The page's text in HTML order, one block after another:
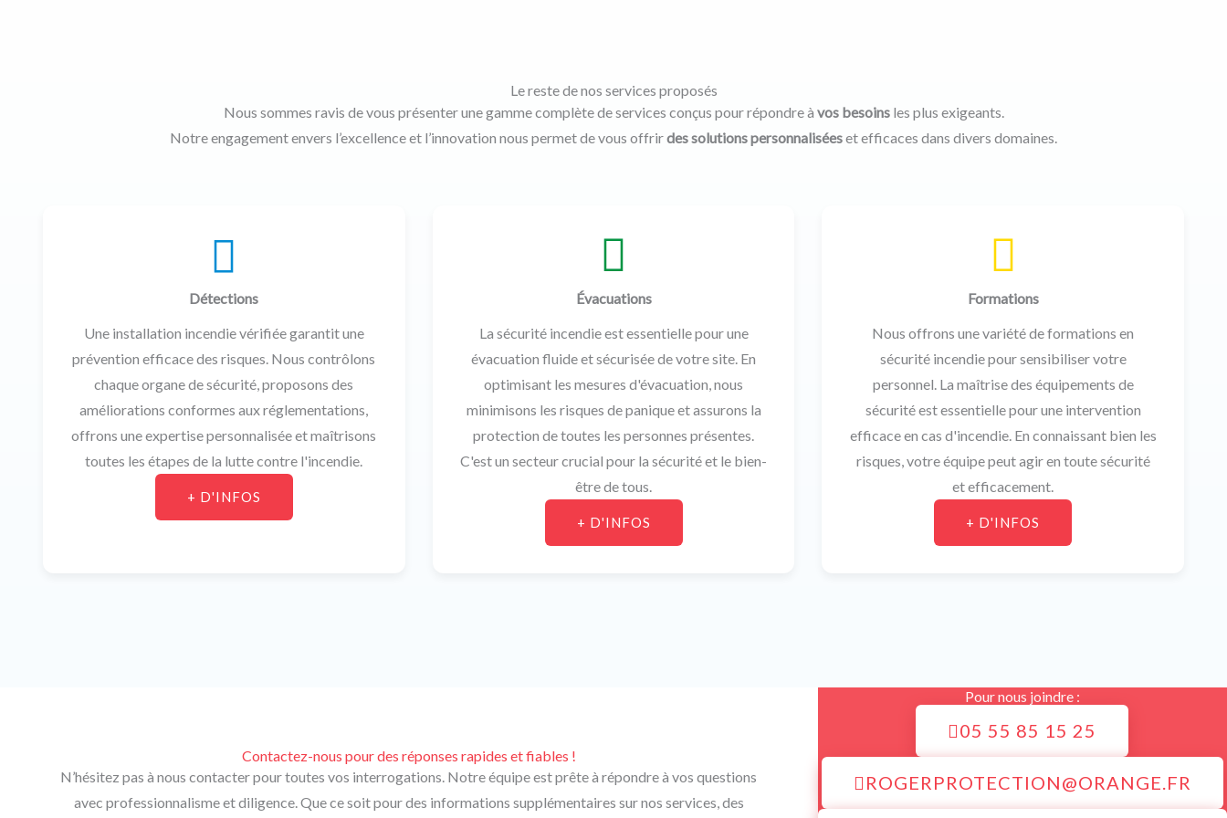
Le reste de nos services proposés
Nous sommes ravis de vous présenter une gamme complète de services conçus pour répondre à vos besoinsles plus exigeants.
Notre engagement envers l’excellence et l’innovation nous permet de vous offrirdes solutions personnaliséeset efficaces dans divers domaines.
Détections
Une installation incendie vérifiée garantit une
prévention efficace des risques. Nous contrôlons
chaque organe de sécurité, proposons des
améliorations conformes aux réglementations,
offrons une expertise personnalisée et maîtrisons
toutes les étapes de la lutte contre l'incendie.
+ D'INFOS
Évacuations
La sécurité incendie est essentielle pour une
évacuation fluide et sécurisée de votre site. En
optimisant les mesures d'évacuation, nous
minimisons les risques de panique et assurons la
protection de toutes les personnes présentes.
C'est un secteur crucial pour la sécurité et le bien-
être de tous.
+ D'INFOS
Formations
Nous offrons une variété de formations en
sécurité incendie pour sensibiliser votre
personnel. La maîtrise des équipements de
sécurité est essentielle pour une intervention
efficace en cas d'incendie. En connaissant bien les
risques, votre équipe peut agir en toute sécurité
et efficacement.
+ D'INFOS
Contactez-nous pour des réponses rapides et fiables !
N’hésitez pas à nous contacter pour toutes vos interrogations. Notre équipe est prête à répondre à vos questions
avec professionnalisme et diligence. Que ce soit pour des informations supplémentaires sur nos services, des
Pour nous joindre :
05 55 85 15 25
ROGERPROTECTION@ORANGE.FR